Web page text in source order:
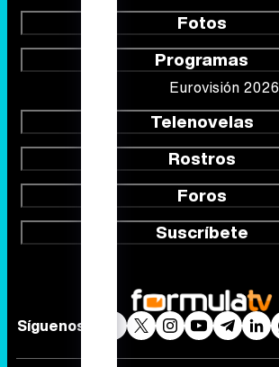
Fotos
Programas
Eurovisión 2026
Telenovelas
Rostros
Foros
Suscríbete
Síguenos